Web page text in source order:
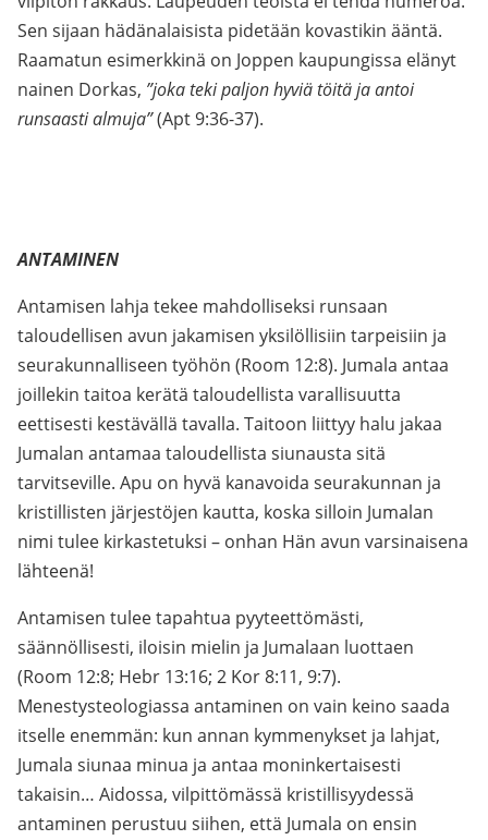
Sen sijaan hädänalaisista pidetään kovastikin ääntä.
Raamatun esimerkkinä on Joppen kaupungissa elänyt
nainen Dorkas, ”joka teki paljon hyviä töitä ja antoi
runsaasti almuja”(Apt 9:36-37).
ANTAMINEN
Antamisen lahja tekee mahdolliseksi runsaan
taloudellisen avun jakamisen yksilöllisiin tarpeisiin ja
seurakunnalliseen työhön (Room 12:8). Jumala antaa
joillekin taitoa kerätä taloudellista varallisuutta
eettisesti kestävällä tavalla. Taitoon liittyy halu jakaa
Jumalan antamaa taloudellista siunausta sitä
tarvitseville. Apu on hyvä kanavoida seurakunnan ja
kristillisten järjestöjen kautta, koska silloin Jumalan
nimi tulee kirkastetuksi – onhan Hän avun varsinaisena
lähteenä!
Antamisen tulee tapahtua pyyteettömästi,
säännöllisesti, iloisin mielin ja Jumalaan luottaen
(Room 12:8; Hebr 13:16; 2 Kor 8:11, 9:7).
Menestysteologiassa antaminen on vain keino saada
itselle enemmän: kun annan kymmenykset ja lahjat,
Jumala siunaa minua ja antaa moninkertaisesti
takaisin… Aidossa, vilpittömässä kristillisyydessä
antaminen perustuu siihen, että Jumala on ensin